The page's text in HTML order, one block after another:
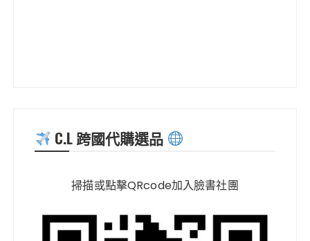
C.L 跨國代購選品
掃描或點擊QRcode加入臉書社團